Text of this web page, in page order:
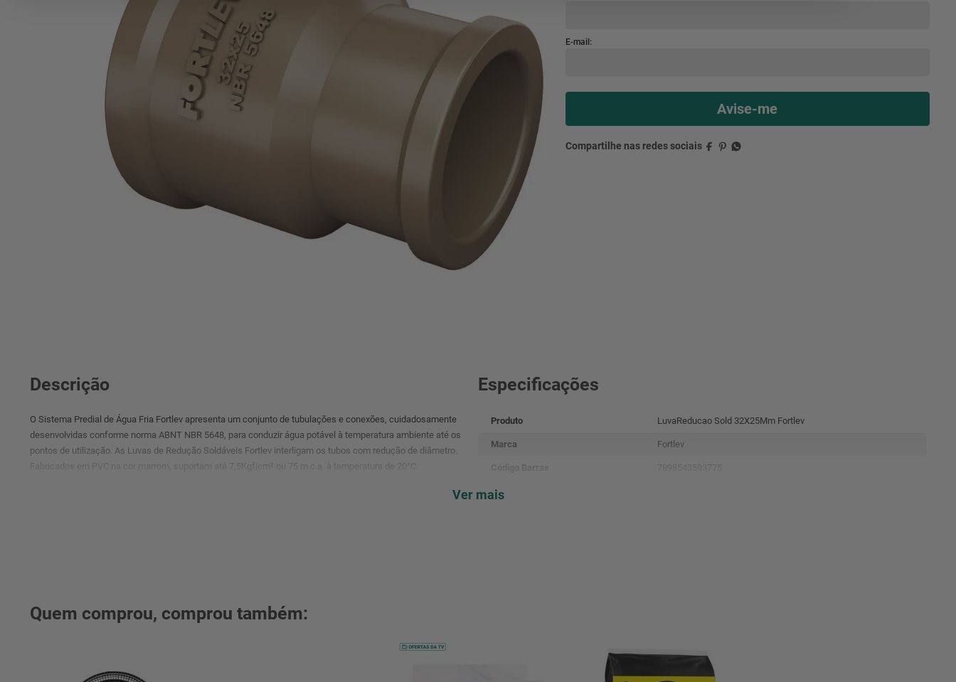
Descrição
O Sistema Predial de Água Fria Fortlev apresenta um conjunto de tubulações e conexões, cuidadosamente
desenvolvidas conforme norma ABNT NBR 5648, para conduzir água potável à temperatura ambiente até os
pontos de utilização. As Luvas de Redução Soldáveis Fortlev interligam os tubos com redução de diâmetro.
Fabricados em PVC na cor marrom, suportam até 7,5Kgf|cm² ou 75 m.c.a. à temperatura de 20°C.
Especificações
Produto LuvaReducao Sold 32X25Mm Fortlev
Marca Fortlev
Referência
Ver mais
Quem comprou, comprou também:
condicionado